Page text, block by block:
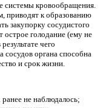
системы кровообращения.
приводят к образованию
закупорку сосудистого
острое голодание (ему не
чего
сосудов органа способна
и срок жизни.
не наблюдалось;